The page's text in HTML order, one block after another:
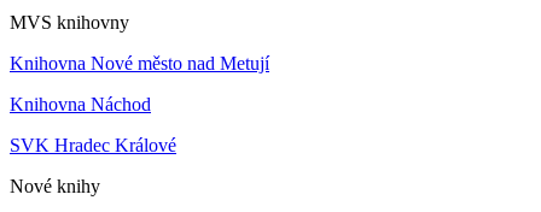
MVS knihovny
Knihovna Nové město nad Metují
Knihovna Náchod
SVK Hradec Králové
Nové knihy